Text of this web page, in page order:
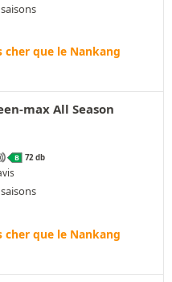
cher que le Nankang
max All Season
B 72 db
cher que le Nankang